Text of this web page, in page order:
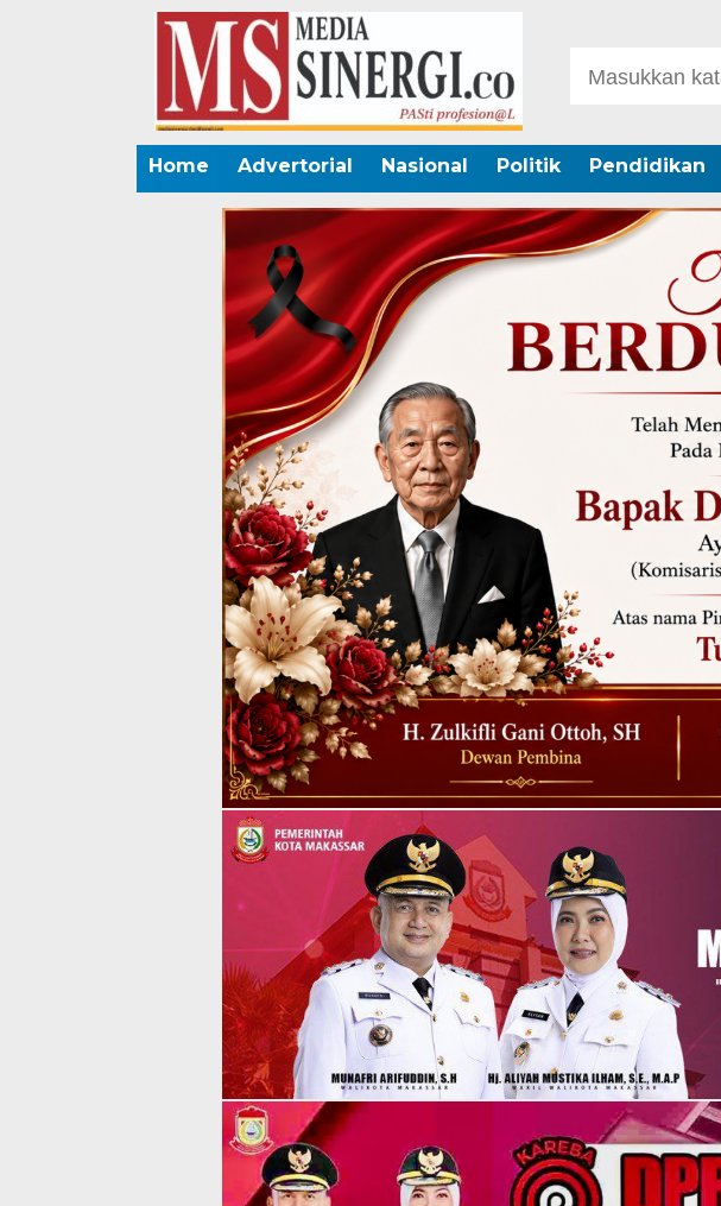
Home Advertorial Nasional Politik Pendidikan